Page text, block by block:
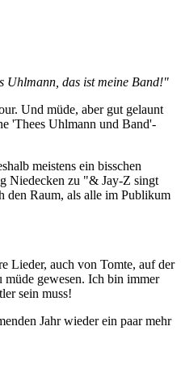
Uhlmann, das ist meine Band!"
Und müde, aber gut gelaunt
'Thees Uhlmann und Band'-
meistens ein bisschen
Niedecken zu "& Jay-Z singt
den Raum, als alle im Publikum
Lieder, auch von Tomte, auf der
müde gewesen. Ich bin immer
sein muss!
Jahr wieder ein paar mehr